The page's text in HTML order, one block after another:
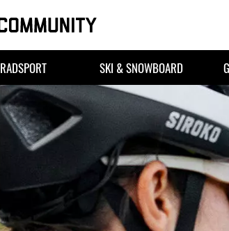
RADSPORT SKI & SNOWBOARD